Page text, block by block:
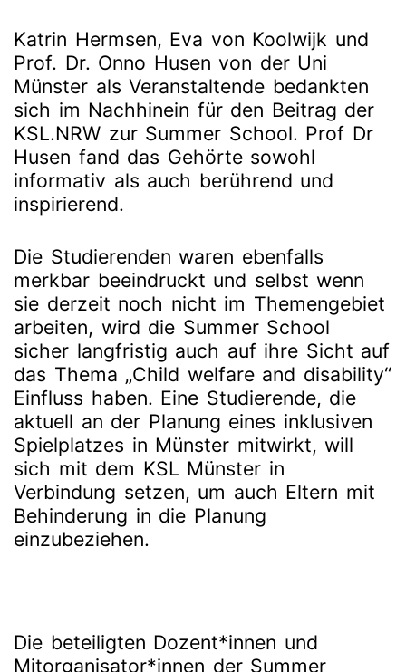
Katrin Hermsen, Eva von Koolwijk und
Prof. Dr. Onno Husen von der Uni
Münster als Veranstaltende bedankten
sich im Nachhinein für den Beitrag der
KSL.NRW zur Summer School. Prof Dr
Husen fand das Gehörte sowohl
informativ als auch berührend und
inspirierend.
Die Studierenden waren ebenfalls
merkbar beeindruckt und selbst wenn
sie derzeit noch nicht im Themengebiet
arbeiten, wird die Summer School
sicher langfristig auch auf ihre Sicht auf
das Thema „Child welfare and disability“
Einfluss haben. Eine Studierende, die
aktuell an der Planung eines inklusiven
Spielplatzes in Münster mitwirkt, will
sich mit dem KSL Münster in
Verbindung setzen, um auch Eltern mit
Behinderung in die Planung
einzubeziehen.
Die beteiligten Dozent*innen und
Mitorganisator*innen der Summer